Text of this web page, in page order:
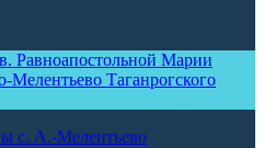
с. А.-Мелентьево